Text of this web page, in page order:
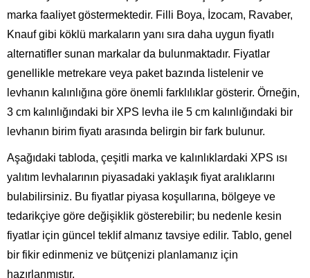
marka faaliyet göstermektedir. Filli Boya, İzocam, Ravaber,
Knauf gibi köklü markaların yanı sıra daha uygun fiyatlı
alternatifler sunan markalar da bulunmaktadır. Fiyatlar
genellikle metrekare veya paket bazında listelenir ve
levhanın kalınlığına göre önemli farklılıklar gösterir. Örneğin,
3 cm kalınlığındaki bir XPS levha ile 5 cm kalınlığındaki bir
levhanın birim fiyatı arasında belirgin bir fark bulunur.
Aşağıdaki tabloda, çeşitli marka ve kalınlıklardaki XPS ısı
yalıtım levhalarının piyasadaki yaklaşık fiyat aralıklarını
bulabilirsiniz. Bu fiyatlar piyasa koşullarına, bölgeye ve
tedarikçiye göre değişiklik gösterebilir; bu nedenle kesin
fiyatlar için güncel teklif almanız tavsiye edilir. Tablo, genel
bir fikir edinmeniz ve bütçenizi planlamanız için
hazırlanmıştır.